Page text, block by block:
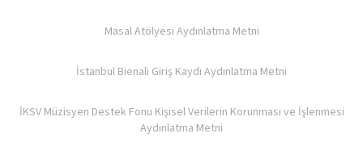
Masal Atölyesi Aydınlatma Metni
İstanbul Bienali Giriş Kaydı Aydınlatma Metni
İKSV Müzisyen Destek Fonu Kişisel Verilerin Korunması ve İşlenmesi
Aydınlatma Metni